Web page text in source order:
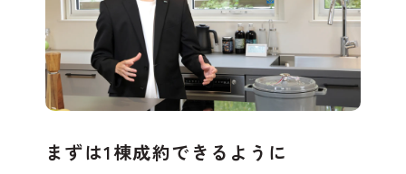
まずは1棟成約できるように